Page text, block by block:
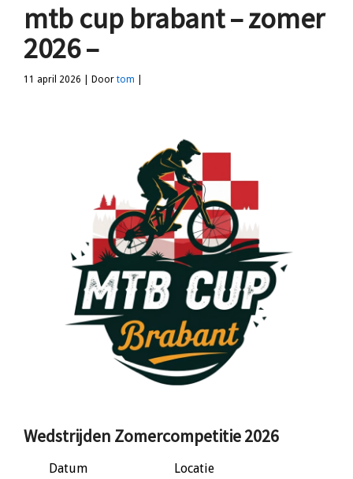
mtb cup brabant – zomer
2026 –
11 april 2026 | Door tom
Wedstrijden Zomercompetitie 2026
Datum
Locatie